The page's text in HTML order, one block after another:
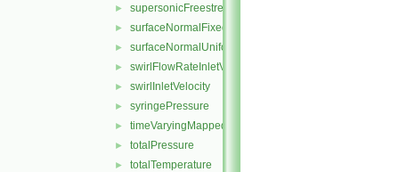
► supersonicFreestream
► surfaceNormalFixedValue
► surfaceNormalUniformFixedValue
► swirlFlowRateInletVelocity
► swirlInletVelocity
► syringePressure
► timeVaryingMappedFixedValue
► totalPressure
► totalTemperature